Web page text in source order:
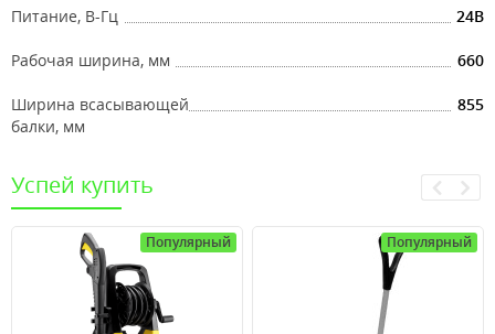
Питание, В-Гц 24В
Рабочая ширина, мм 660
Ширина всасывающей
балки, мм
855
Успей купить
Популярный Популярный